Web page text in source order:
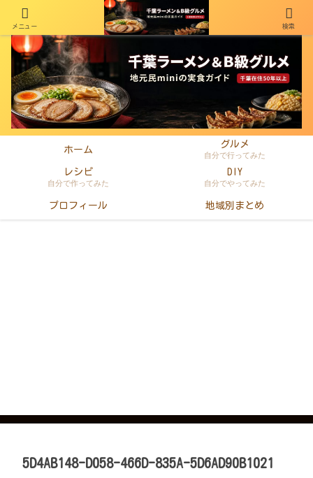
千葉在住50年以上のminiがラーメン・町中華・B級グルメを本音レビュー
ホーム
グルメ
自分で行ってみた
レシピ
自分で作ってみた
DIY
自分でやってみた
プロフィール 地域別まとめ
5D4AB148-D058-466D-835A-5D6AD90B1021
メニュー 検索